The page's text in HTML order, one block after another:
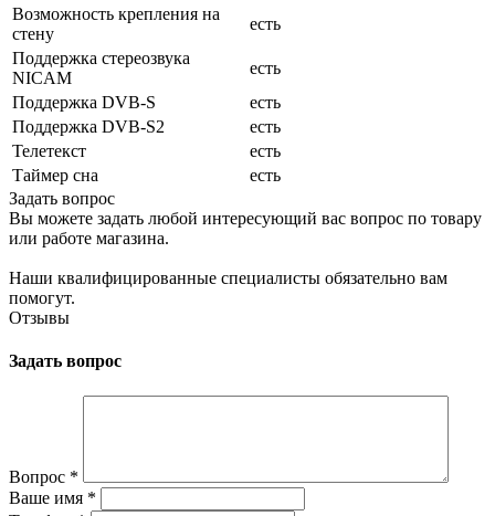
Возможность крепления на
стену
есть
Поддержка стереозвука
NICAM
есть
Поддержка DVB-S
есть
Поддержка DVB-S2
есть
Телетекст
есть
Таймер сна
есть
Задать вопрос
Вы можете задать любой интересующий вас вопрос по товару
или работе магазина.
Наши квалифицированные специалисты обязательно вам
помогут.
Отзывы
Задать вопрос
Вопрос *
Ваше имя *